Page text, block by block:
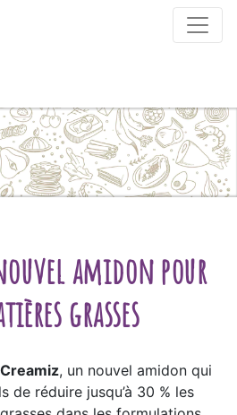
amidon pour
grasses
Creamiz, un nouvel amidon qui
de réduire jusqu’à 30 % les